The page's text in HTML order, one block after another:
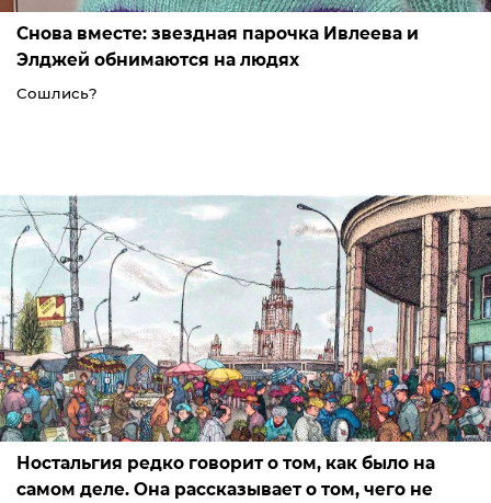
Снова вместе: звездная парочка Ивлеева и
Элджей обнимаются на людях
Сошлись?
Ностальгия редко говорит о том, как было на
самом деле. Она рассказывает о том, чего не